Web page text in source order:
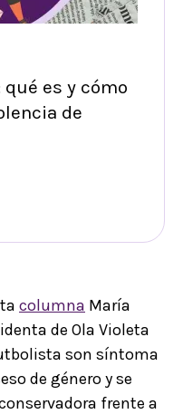
qué es y cómo
de
columna María
de Ola Violeta
son síntoma
de género y se
frente a